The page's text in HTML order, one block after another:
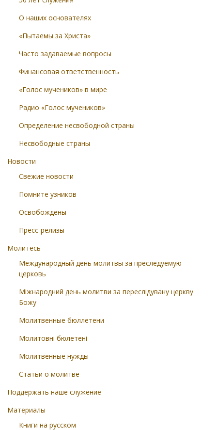
О наших основателях
«Пытаемы за Христа»
Часто задаваемые вопросы
Финансовая ответственность
«Голос мучеников» в мире
Радио «Голос мучеников»
Определение несвободной страны
Несвободные страны
Новости
Свежие новости
Помните узников
Освобождены
Пресс-релизы
Молитесь
Международный день молитвы за преследуемую
церковь
Міжнародний день молитви за переслідувану церкву
Божу
Молитвенные бюллетени
Молитовні бюлетені
Молитвенные нужды
Статьи о молитве
Поддержать наше служение
Материалы
Книги на русском